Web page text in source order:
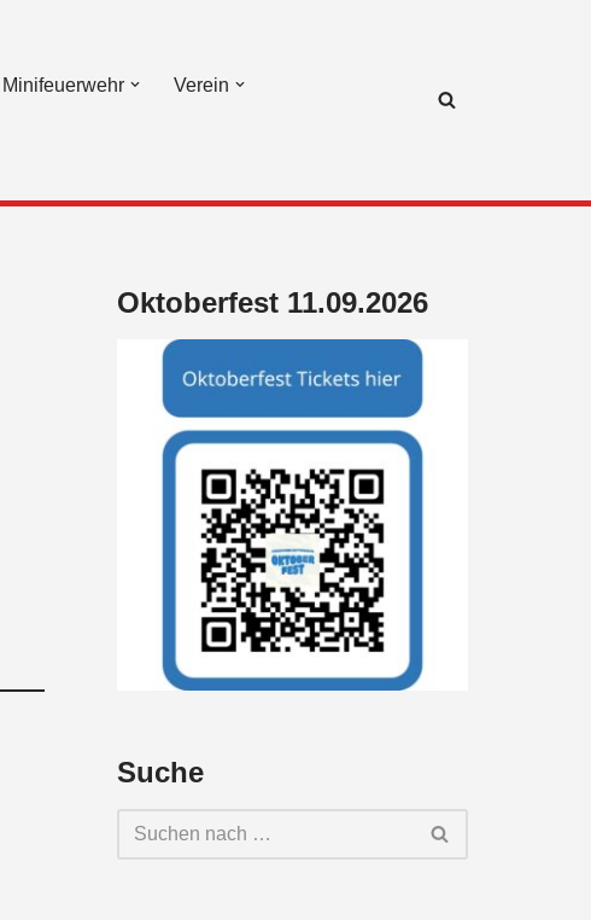
Minifeuerwehr
Verein
Oktoberfest 11.09.2026
Suche